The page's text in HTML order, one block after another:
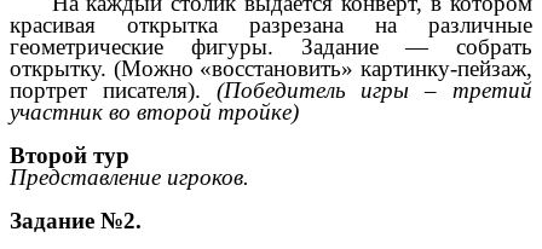
красивая открытка разрезана на различные
геометрические фигуры. Задание — собрать
открытку. (Можно «восстановить» картинку-пейзаж,
портрет писателя). (Победитель игры – третий
участник во второй тройке)
Второй тур
Представление игроков.
Задание №2.